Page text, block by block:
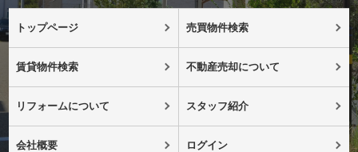
トップページ 売買物件検索
賃貸物件検索 不動産売却について
リフォームについて スタッフ紹介
会社概要 ログイン